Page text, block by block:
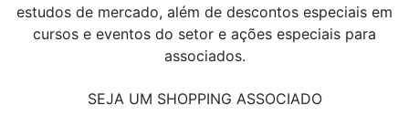
estudos de mercado, além de descontos especiais em
cursos e eventos do setor e ações especiais para
associados.
SEJA UM SHOPPING ASSOCIADO